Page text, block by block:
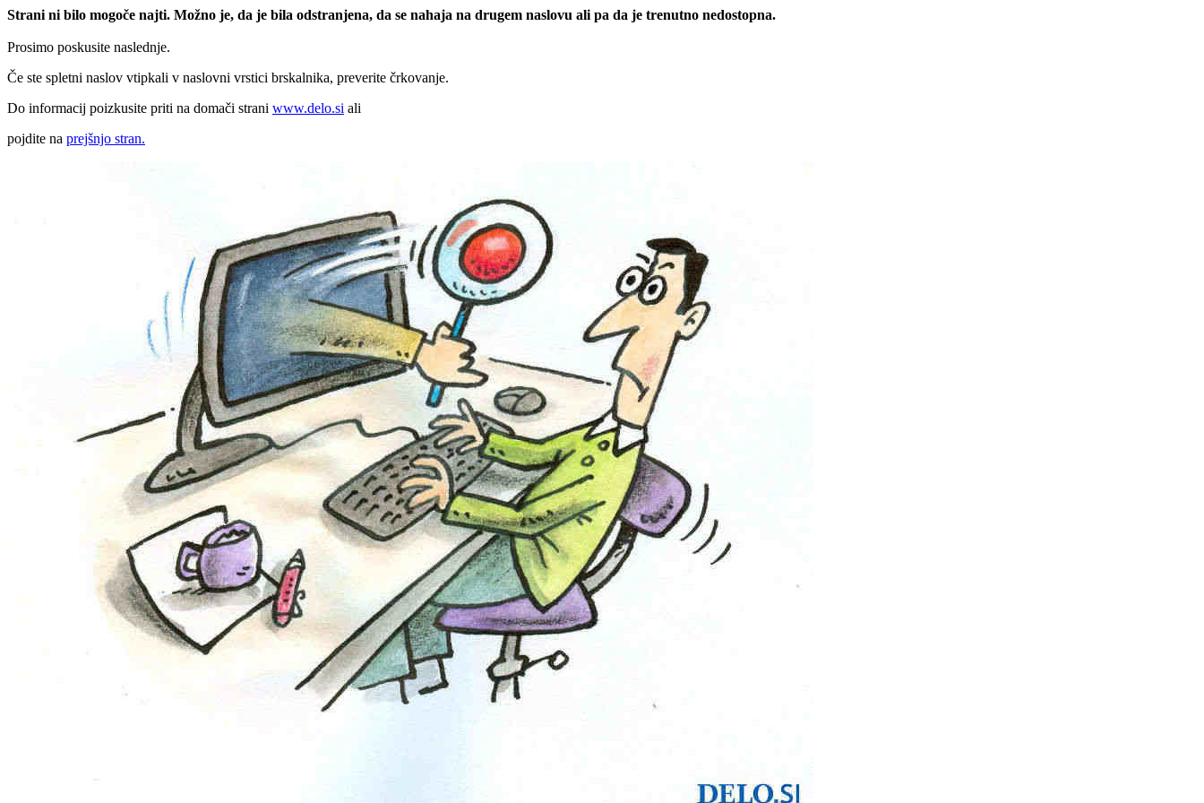
Strani ni bilo mogoče najti. Možno je, da je bila odstranjena, da se nahaja na drugem naslovu ali pa da je trenutno nedostopna.
Prosimo poskusite naslednje.
Če ste spletni naslov vtipkali v naslovni vrstici brskalnika, preverite črkovanje.
Do informacij poizkusite priti na domači strani www.delo.si ali
pojdite na prejšnjo stran.